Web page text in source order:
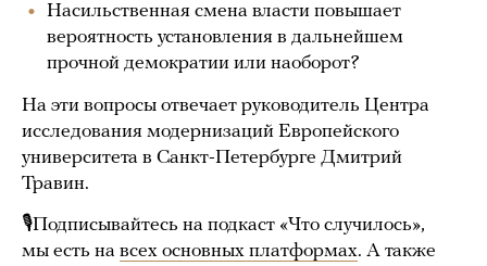
Насильственная смена власти повышает
вероятность установления в дальнейшем
прочной демократии или наоборот?
На эти вопросы отвечает руководитель Центра
исследования модернизаций Европейского
университета в Санкт-Петербурге Дмитрий
Травин.
🎙Подписывайтесь на подкаст «Что случилось»,
мы есть на всех основных платформах. А также